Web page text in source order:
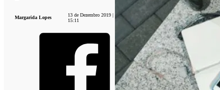
Margarida Lopes
13 de Dezembro 2019 |
15:11